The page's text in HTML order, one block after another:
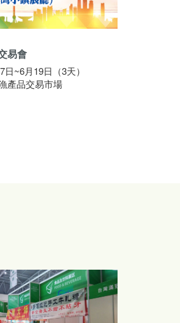
易會
~6月19日（3天）